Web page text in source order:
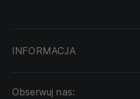
INFORMACJA
DOSTAWA I
Obserwuj nas: